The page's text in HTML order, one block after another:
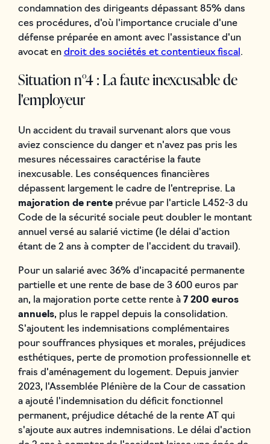
condamnation des dirigeants dépassant 85% dans
ces procédures, d'où l'importance cruciale d'une
défense préparée en amont avec l'assistance d'un
avocat en droit des sociétés et contentieux fiscal .
Situation n°4 : La faute inexcusable de
l'employeur
Un accident du travail survenant alors que vous
aviez conscience du danger et n'avez pas pris les
mesures nécessaires caractérise la faute
inexcusable. Les conséquences financières
dépassent largement le cadre de l'entreprise. La
majoration de renteprévue par l'article L452-3 du
Code de la sécurité sociale peut doubler le montant
annuel versé au salarié victime (le délai d'action
étant de 2 ans à compter de l'accident du travail).
Pour un salarié avec 36% d'incapacité permanente
partielle et une rente de base de 3 600 euros par
an, la majoration porte cette rente à 7 200 euros
annuels, plus le rappel depuis la consolidation.
S'ajoutent les indemnisations complémentaires
pour souffrances physiques et morales, préjudices
esthétiques, perte de promotion professionnelle et
frais d'aménagement du logement. Depuis janvier
2023, l'Assemblée Plénière de la Cour de cassation
a ajouté l'indemnisation du déficit fonctionnel
permanent, préjudice détaché de la rente AT qui
s'ajoute aux autres indemnisations. Le délai d'action